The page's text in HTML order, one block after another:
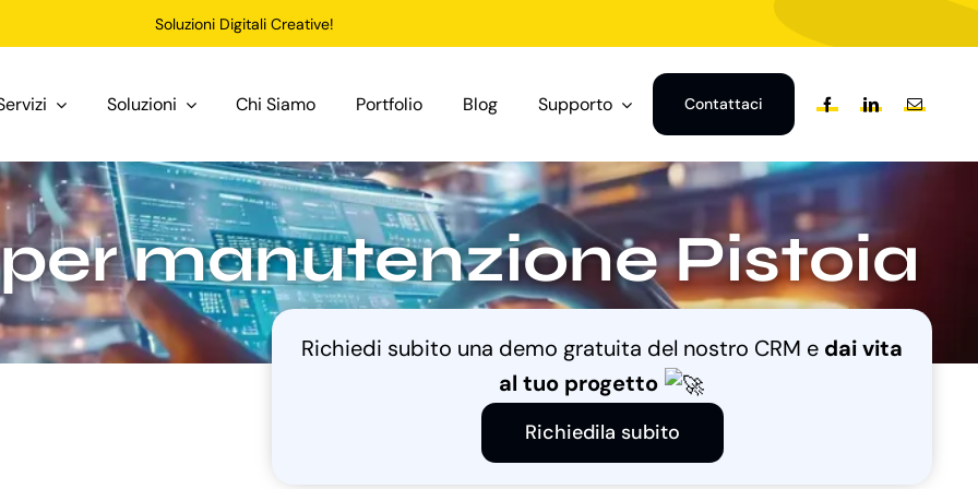
Soluzioni Digitali Creative!
Soluzioni Chi Siamo Portfolio Blog Supporto Contattaci
manutenzione Pistoia
Richiedi subito una demo gratuita del nostro CRM e dai vita
al tuo progetto
Richiedila subito